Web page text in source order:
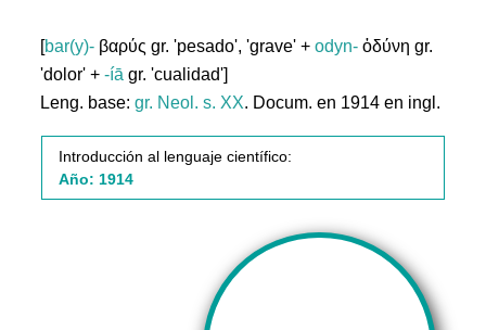
[bar(y)- βαρύς gr. 'pesado', 'grave' +odyn- ὀδύνη gr.
'dolor' +-íā gr. 'cualidad']
Leng. base:gr. Neol. s. XX. Docum. en 1914 en ingl.
Introducción al lenguaje científico:
Año: 1914